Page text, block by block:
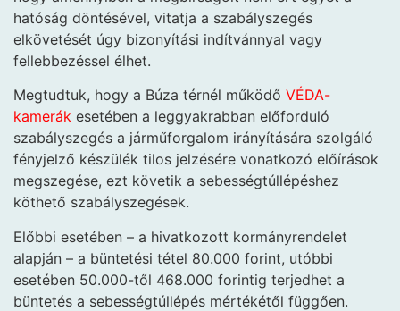
hatóság döntésével, vitatja a szabályszegés
elkövetését úgy bizonyítási indítvánnyal vagy
fellebbezéssel élhet.
Megtudtuk, hogy a Búza térnél működő VÉDA-
kamerák esetében a leggyakrabban előforduló
szabályszegés a járműforgalom irányítására szolgáló
fényjelző készülék tilos jelzésére vonatkozó előírások
megszegése, ezt követik a sebességtúllépéshez
köthető szabályszegések.
Előbbi esetében – a hivatkozott kormányrendelet
alapján – a büntetési tétel 80.000 forint, utóbbi
esetében 50.000-től 468.000 forintig terjedhet a
büntetés a sebességtúllépés mértékétől függően.